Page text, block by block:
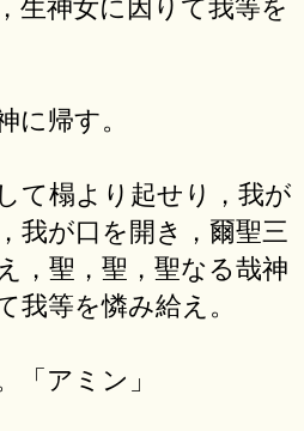
帰す。
て榻より起せり，我が
我が口を開き，爾聖三
，聖，聖，聖なる哉神
我等を憐み給え。
「アミン」